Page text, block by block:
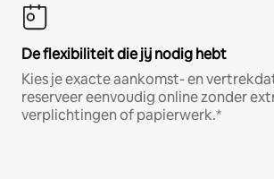
De flexibiliteit die jij nodig hebt
Kies je exacte aankomst- en
reserveer eenvoudig online zonder
verplichtingen of papierwerk.*